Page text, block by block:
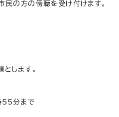
民の方の傍聴を受け付けます。
します。
分まで